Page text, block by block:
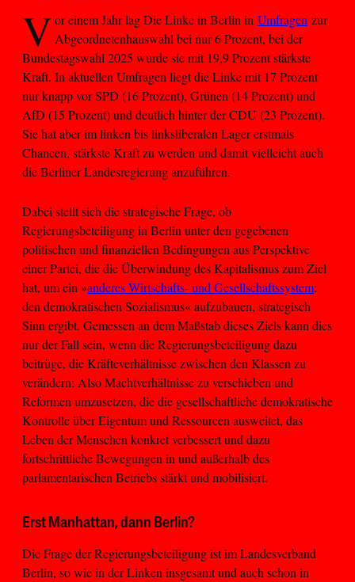
Vor einem Jahr lag Die Linke in Berlin in Umfragen zur
Abgeordnetenhauswahl bei nur 6 Prozent, bei der
Bundestagswahl 2025 wurde sie mit 19,9 Prozent stärkste
Kraft. In aktuellen Umfragen liegt die Linke mit 17 Prozent
nur knapp vor SPD (16 Prozent), Grünen (14 Prozent) und
AfD (15 Prozent) und deutlich hinter der CDU (23 Prozent).
Sie hat aber im linken bis linksliberalen Lager erstmals
Chancen, stärkste Kraft zu werden und damit vielleicht auch
die Berliner Landesregierung anzuführen.
Dabei stellt sich die strategische Frage, ob
Regierungsbeteiligung in Berlin unter den gegebenen
politischen und finanziellen Bedingungen aus Perspektive
einer Partei, die die Überwindung des Kapitalismus zum Ziel
hat, um ein »anderes Wirtschafts- und Gesellschaftssystem:
den demokratischen Sozialismus« aufzubauen, strategisch
Sinn ergibt. Gemessen an dem Maßstab dieses Ziels kann dies
nur der Fall sein, wenn die Regierungsbeteiligung dazu
beitrüge, die Kräfteverhältnisse zwischen den Klassen zu
verändern: Also Machtverhältnisse zu verschieben und
Reformen umzusetzen, die die gesellschaftliche demokratische
Kontrolle über Eigentum und Ressourcen ausweitet, das
Leben der Menschen konkret verbessert und dazu
fortschrittliche Bewegungen in und außerhalb des
parlamentarischen Betriebs stärkt und mobilisiert.
Erst Manhattan, dann Berlin?
Die Frage der Regierungsbeteiligung ist im Landesverband
Berlin, so wie in der Linken insgesamt und auch schon in